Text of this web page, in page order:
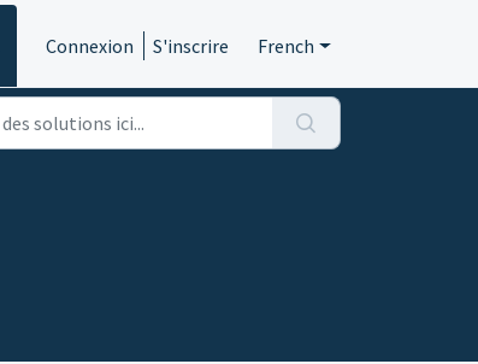
Connexion S'inscrire French